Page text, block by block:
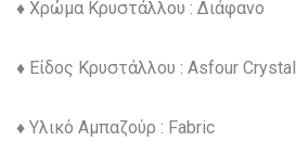
♦ Χρώμα Κρυστάλλου : Διάφανο
♦ Είδος Κρυστάλλου : Asfour Crystal
♦ Υλικό Αμπαζούρ : Fabric